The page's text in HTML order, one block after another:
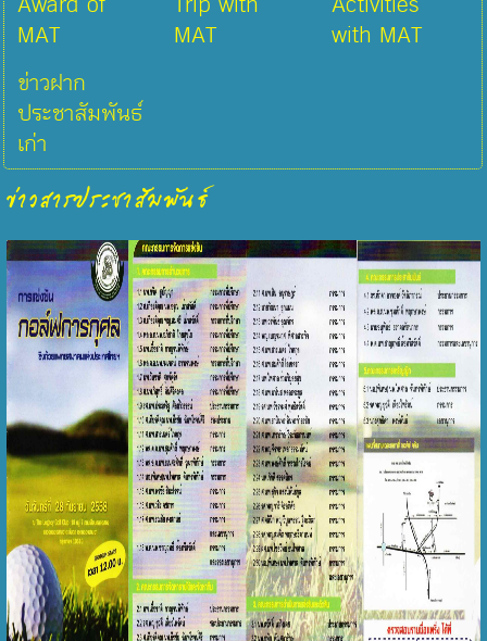
MAT
MAT
with MAT
ข่าวฝาก
ประชาสัมพันธ์
เก่า
ข่าวสารประชาสัมพันธ์